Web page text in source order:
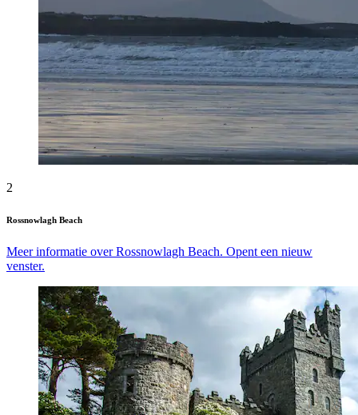
2
Rossnowlagh Beach
Meer informatie over Rossnowlagh Beach. Opent een nieuw
venster.